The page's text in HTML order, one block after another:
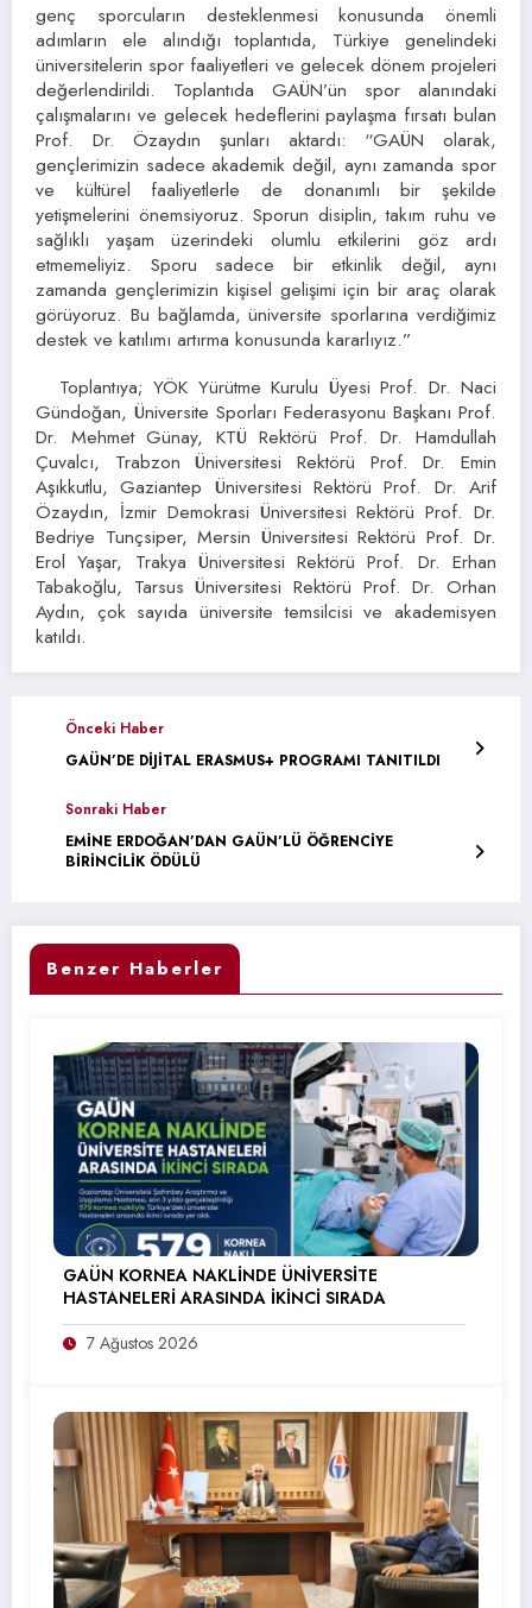
genç sporcuların desteklenmesi konusunda önemli
adımların ele alındığı toplantıda, Türkiye genelindeki
üniversitelerin spor faaliyetleri ve gelecek dönem projeleri
değerlendirildi. Toplantıda GAÜN’ün spor alanındaki
çalışmalarını ve gelecek hedeflerini paylaşma fırsatı bulan
Prof. Dr. Özaydın şunları aktardı: “GAÜN olarak,
gençlerimizin sadece akademik değil, aynı zamanda spor
ve kültürel faaliyetlerle de donanımlı bir şekilde
yetişmelerini önemsiyoruz. Sporun disiplin, takım ruhu ve
sağlıklı yaşam üzerindeki olumlu etkilerini göz ardı
etmemeliyiz. Sporu sadece bir etkinlik değil, aynı
zamanda gençlerimizin kişisel gelişimi için bir araç olarak
görüyoruz. Bu bağlamda, üniversite sporlarına verdiğimiz
destek ve katılımı artırma konusunda kararlıyız.”
Toplantıya; YÖK Yürütme Kurulu Üyesi Prof. Dr. Naci
Gündoğan, Üniversite Sporları Federasyonu Başkanı Prof.
Dr. Mehmet Günay, KTÜ Rektörü Prof. Dr. Hamdullah
Çuvalcı, Trabzon Üniversitesi Rektörü Prof. Dr. Emin
Aşıkkutlu, Gaziantep Üniversitesi Rektörü Prof. Dr. Arif
Özaydın, İzmir Demokrasi Üniversitesi Rektörü Prof. Dr.
Bedriye Tunçsiper, Mersin Üniversitesi Rektörü Prof. Dr.
Erol Yaşar, Trakya Üniversitesi Rektörü Prof. Dr. Erhan
Tabakoğlu, Tarsus Üniversitesi Rektörü Prof. Dr. Orhan
Aydın, çok sayıda üniversite temsilcisi ve akademisyen
katıldı.
Önceki Haber
GAÜN’DE DİJİTAL ERASMUS+ PROGRAMI TANITILDI
Sonraki Haber
EMİNE ERDOĞAN’DAN GAÜN’LÜ ÖĞRENCİYE
BİRİNCİLİK ÖDÜLÜ
Benzer Haberler
GAÜN KORNEA NAKLİNDE ÜNİVERSİTE
HASTANELERİ ARASINDA İKİNCİ SIRADA
7 Ağustos 2026